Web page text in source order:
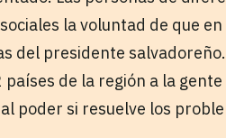
la voluntad de que
del presidente
de la región a la
poder si resuelve los